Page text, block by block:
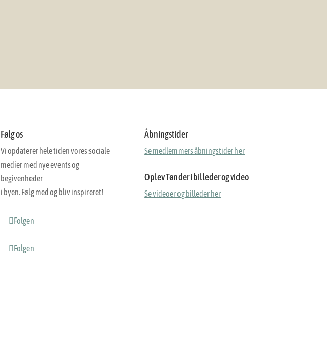
Følg os
Vi opdaterer hele tiden vores sociale
medier med nye events og
begivenheder
i byen. Følg med og bliv inspireret!
Folgen
Folgen
Åbningstider
Se medlemmers åbningstider her
Oplev Tønder i billeder og video
Se videoer og billeder her